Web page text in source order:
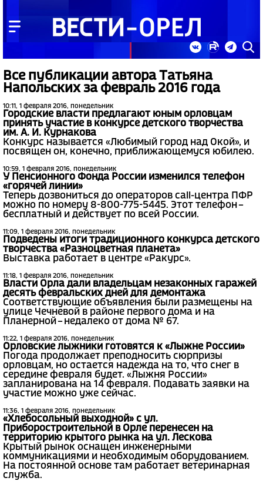
Все публикации автора Татьяна
Напольских за февраль 2016 года
10:11, 1 февраля 2016, понедельник
Городские власти предлагают юным орловцам
принять участие в конкурсе детского творчества
им. А. И. Курнакова
Конкурс называется «Любимый город над Окой», и
посвящен он, конечно, приближающемуся юбилею.
10:59, 1 февраля 2016, понедельник
У Пенсионного Фонда России изменился телефон
«горячей линии»
Теперь дозвониться до операторов call-центра ПФР
можно по номеру 8-800-775-5445. Этот телефон –
бесплатный и действует по всей России.
11:09, 1 февраля 2016, понедельник
Подведены итоги традиционного конкурса детского
творчества «Разноцветная планета»
Выставка работает в центре «Ракурс».
11:18, 1 февраля 2016, понедельник
Власти Орла дали владельцам незаконных гаражей
десять февральских дней для демонтажа
Соответствующие объявления были размещены на
улице Чечневой в районе первого дома и на
Планерной – недалеко от дома № 67.
11:22, 1 февраля 2016, понедельник
Орловские лыжники готовятся к «Лыжне России»
Погода продолжает преподносить сюрпризы
орловцам, но остается надежда на то, что снег в
середине февраля будет. «Лыжня России»
запланирована на 14 февраля. Подавать заявки на
участие можно уже сейчас.
11:36, 1 февраля 2016, понедельник
«Хлебосольный выходной» с ул.
Приборостроительной в Орле перенесен на
территорию крытого рынка на ул. Лескова
Крытый рынок оснащен инженерными
коммуникациями и необходимым оборудованием.
На постоянной основе там работает ветеринарная
служба.